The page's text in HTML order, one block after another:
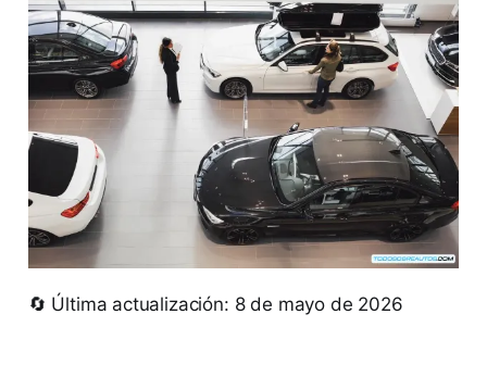
🔄 Última actualización: 8 de mayo de 2026